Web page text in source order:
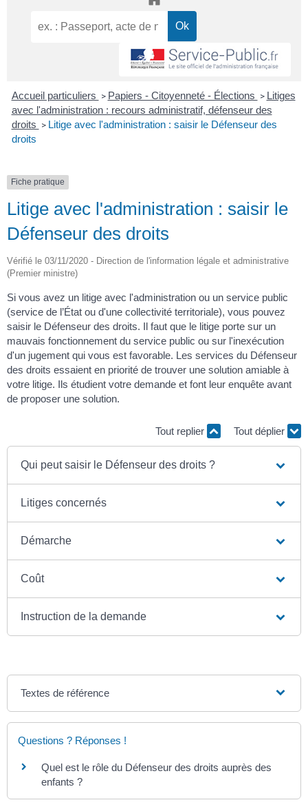
Accueil particuliers > Papiers - Citoyenneté - Élections > Litiges
avec l'administration : recours administratif, défenseur des
droits > Litige avec l'administration : saisir le Défenseur des
droits
Fiche pratique
Litige avec l'administration : saisir le
Défenseur des droits
Vérifié le 03/11/2020 - Direction de l'information légale et administrative
(Premier ministre)
Si vous avez un litige avec l'administration ou un service public
(service de l’État ou d'une collectivité territoriale), vous pouvez
saisir le Défenseur des droits. Il faut que le litige porte sur un
mauvais fonctionnement du service public ou sur l'inexécution
d'un jugement qui vous est favorable. Les services du Défenseur
des droits essaient en priorité de trouver une solution amiable à
votre litige. Ils étudient votre demande et font leur enquête avant
de proposer une solution.
Tout replier Tout déplier
Qui peut saisir le Défenseur des droits ?
Litiges concernés
Démarche
Coût
Instruction de la demande
Textes de référence
Questions ? Réponses !
Quel est le rôle du Défenseur des droits auprès des
enfants ?